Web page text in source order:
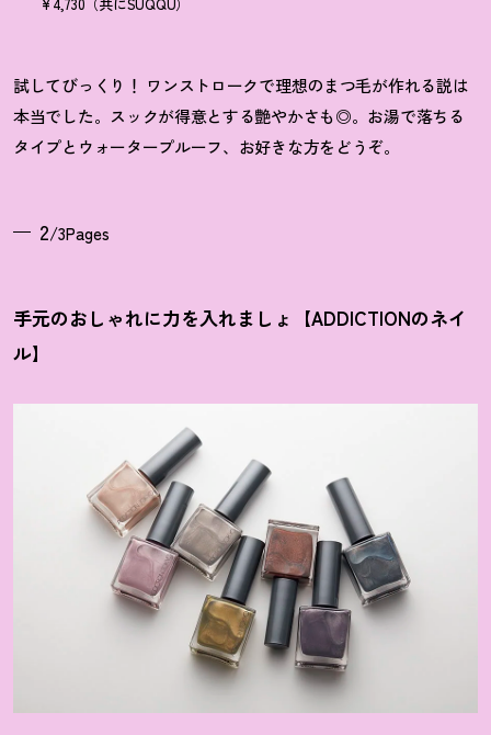
試してびっくり！ ワンストロークで理想のまつ毛が作れる説は
本当でした。スックが得意とする艶やかさも◎。お湯で落ちる
タイプとウォータープルーフ、お好きな方をどうぞ。
2/3Pages
手元のおしゃれに力を入れましょ【ADDICTIONのネイ
ル】